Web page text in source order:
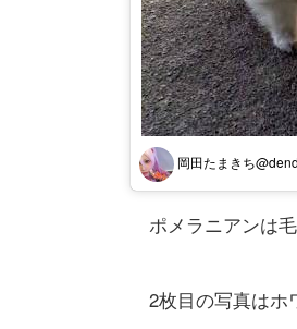
岡田たまきち
ポメラニアンは
2枚目の写真はホ